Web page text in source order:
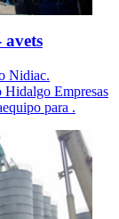
Nidiac.
Empresas
para .